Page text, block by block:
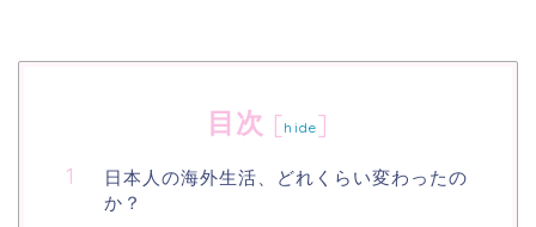
目次 [hide]
日本人の海外生活、どれくらい変わったの
か？